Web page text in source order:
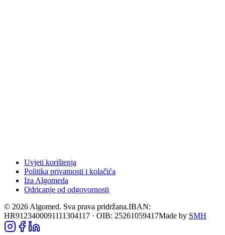
Uvjeti korištenja
Politika privatnosti i kolačića
Iza Algomeda
Odricanje od odgovornosti
© 2026 Algomed. Sva prava pridržana.IBAN:
HR9123400091111304117 · OIB: 25261059417Made by SMH